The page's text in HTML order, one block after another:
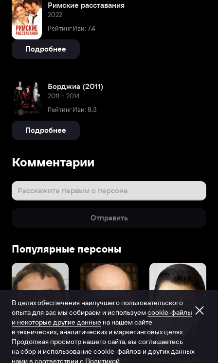
Римские расставания
2022
Рейтинг Иви: 7,4
Подробнее
Борджиа (2011)
2011 – 2014
Рейтинг Иви: 8,3
Подробнее
Комментарии
Расскажите первым о персоне
Отправить
Популярные персоны
Виталий Шляппо
В целях обеспечения наилучшего пользовательского
опыта для вас мы собираем и используем cookie-файлы
и некоторые другие данные на нашем сайте
в технических, аналитических и маркетинговых целях.
Продолжая просмотр нашего сайта, вы соглашаетесь
на сбор и использование cookie-файлов и других данных
нами в соответствии с Политикой